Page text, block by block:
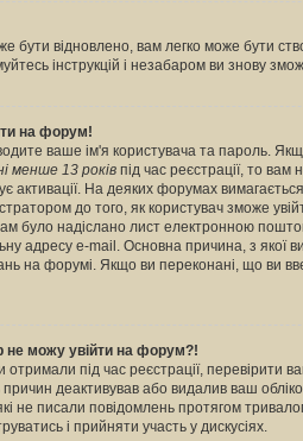
бути відновлено, вам легко може бути
інструкцій і незабаром ви знову
на форум!
ваше ім'я користувача та пароль.
менше 13 років під час реєстрації, то вам
На деяких форумах
до того, як користувач зможе
було надіслано лист електронною
адресу e-mail. Основна причина, з якої
на форумі. Якщо ви переконані, що ви
не можу увійти на форум?!
під час реєстрації, перевірити
деактивував або видалив ваш
не писали повідомлень протягом
і прийняти участь у дискусіях.